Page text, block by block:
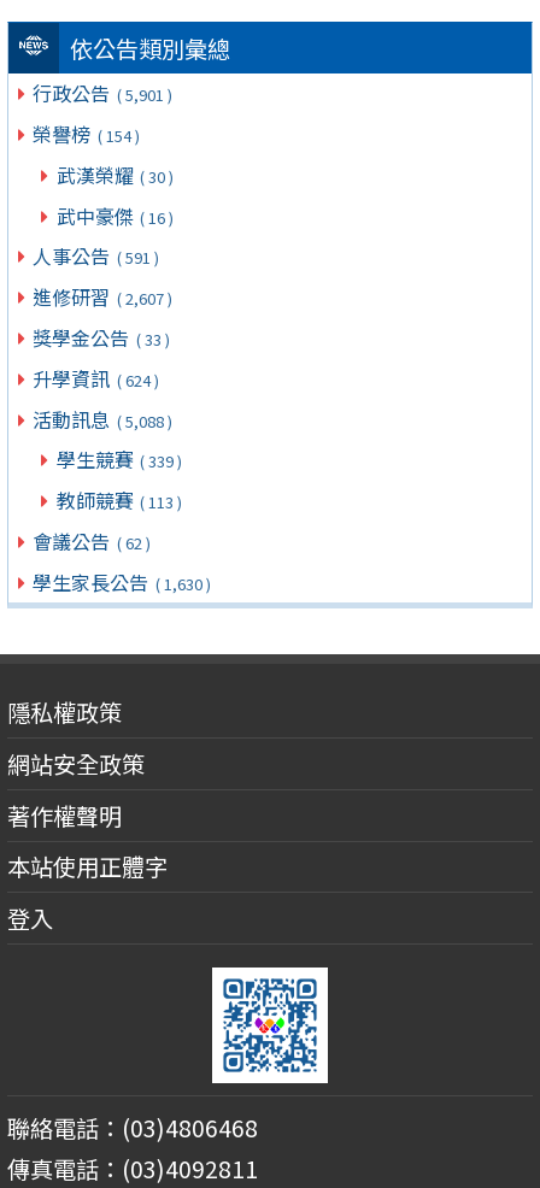
依公告類別彙總
行政公告 ( 5,901 )
榮譽榜 ( 154 )
武漢榮耀 ( 30 )
武中豪傑 ( 16 )
人事公告 ( 591 )
進修研習 ( 2,607 )
獎學金公告 ( 33 )
升學資訊 ( 624 )
活動訊息 ( 5,088 )
學生競賽 ( 339 )
教師競賽 ( 113 )
會議公告 ( 62 )
學生家長公告 ( 1,630 )
隱私權政策
網站安全政策
著作權聲明
本站使用正體字
登入
聯絡電話：(03)4806468
傳真電話：(03)4092811